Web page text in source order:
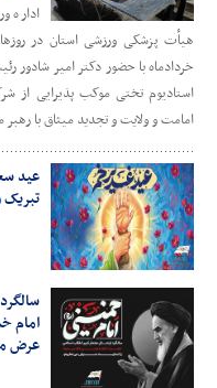
اداره
خردادماه با حضور دکتر امیر
استادیوم تختی موکب پذیرایی
امامت و ولایت و تجدید میثاق با رهبر
عید
امام
عرض